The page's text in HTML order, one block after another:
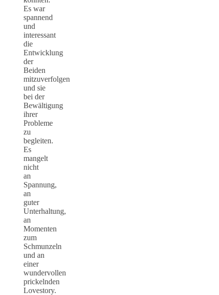
Es war
spannend
und
interessant
die
Entwicklung
der
Beiden
mitzuverfolgen
und sie
bei der
Bewältigung
ihrer
Probleme
zu
begleiten.
Es
mangelt
nicht
an
Spannung,
an
guter
Unterhaltung,
an
Momenten
zum
Schmunzeln
und an
einer
wundervollen
prickelnden
Lovestory.